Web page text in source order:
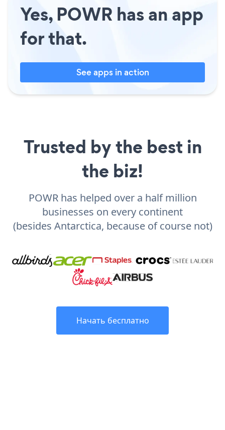
Yes, POWR has an app
for that.
See apps in action
Trusted by the best in
the biz!
POWR has helped over a half million
businesses on every continent
(besides Antarctica, because of course not)
Начать бесплатно